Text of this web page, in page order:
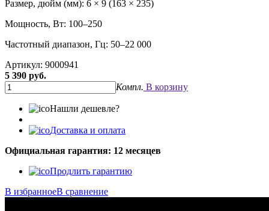
Размер, дюйм (мм): 6 × 9 (163 × 235)
Мощность, Вт: 100–250
Частотный диапазон, Гц: 50–22 000
Артикул: 9000941
5 390 руб.
Компл. В корзину
Нашли дешевле?
Доставка и оплата
Официальная гарантия: 12 месяцев
Продлить гарантию
В избранноеВ сравнение